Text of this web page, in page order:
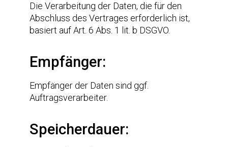
Die Verarbeitung der Daten, die für den
Abschluss des Vertrages erforderlich ist,
basiert auf Art. 6 Abs. 1 lit. b DSGVO.
Empfänger:
Empfänger der Daten sind ggf.
Auftragsverarbeiter.
Speicherdauer: